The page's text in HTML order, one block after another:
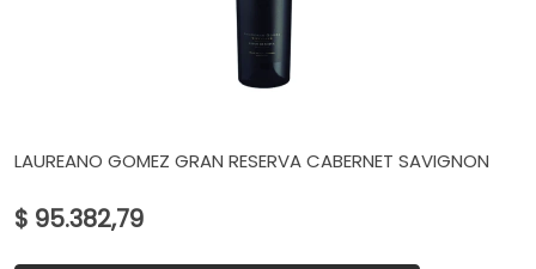
LAUREANO GOMEZ GRAN RESERVA CABERNET SAVIGNON
$ 95.382,79